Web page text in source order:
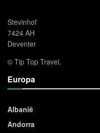
Stevinhof
7424 AH
Deventer
© Tip Top Travel.
Europa
Albanië
Andorra